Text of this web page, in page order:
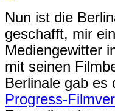
Nun ist die
geschafft, mir
Mediengewitter
mit seinen
Berlinale gab es
Progress-